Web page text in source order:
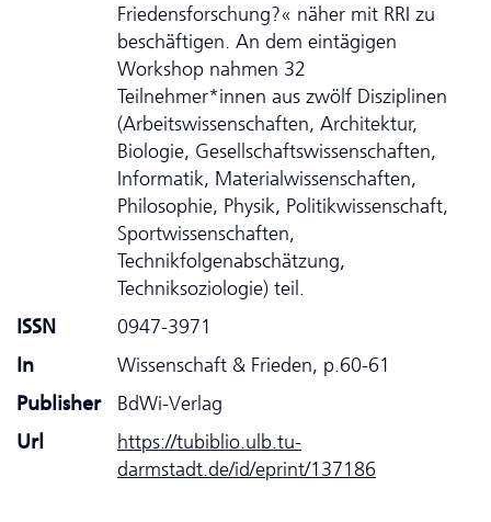
Friedensforschung?« näher mit RRI zu
beschäftigen. An dem eintägigen
Workshop nahmen 32
Teilnehmer*innen aus zwölf Disziplinen
(Arbeitswissenschaften, Architektur,
Biologie, Gesellschaftswissenschaften,
Informatik, Materialwissenschaften,
Philosophie, Physik, Politikwissenschaft,
Sportwissenschaften,
Technikfolgenabschätzung,
Techniksoziologie) teil.
ISSN
0947-3971
In
Wissenschaft & Frieden, p.60-61
Publisher
BdWi-Verlag
Url
https://tubiblio.ulb.tu-
darmstadt.de/id/eprint/137186